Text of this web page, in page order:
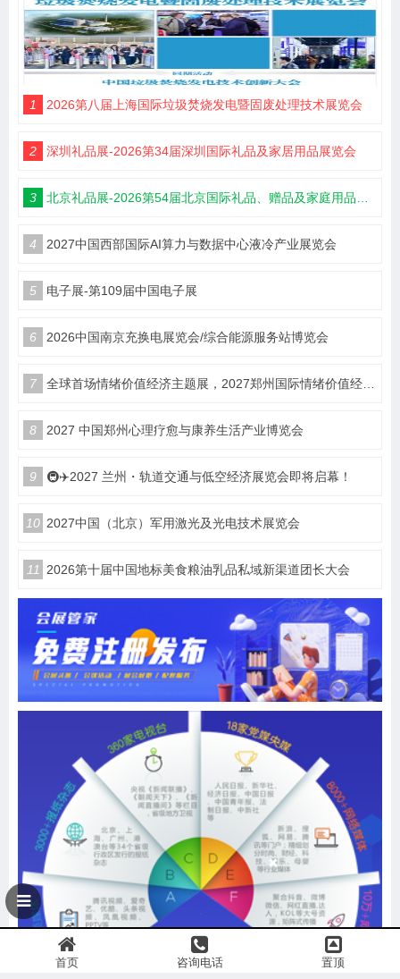
1 2026第八届上海国际垃圾焚烧发电暨固废处理技术展览会
2 深圳礼品展-2026第34届深圳国际礼品及家居用品展览会
3 北京礼品展-2026第54届北京国际礼品、赠品及家庭用品展览会
4 2027中国西部国际AI算力与数据中心液冷产业展览会
5 电子展-第109届中国电子展
6 2026中国南京充换电展览会/综合能源服务站博览会
7 全球首场情绪价值经济主题展，2027郑州国际情绪价值经济博览会
8 2027 中国郑州心理疗愈与康养生活产业博览会
9 🚇✈️2027 兰州・轨道交通与低空经济展览会即将启幕！
10 2027中国（北京）军用激光及光电技术展览会
11 2026第十届中国地标美食粮油乳品私域新渠道团长大会
首页 咨询电话 置顶